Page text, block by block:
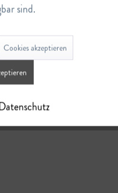
sind.
Cookies akzeptieren